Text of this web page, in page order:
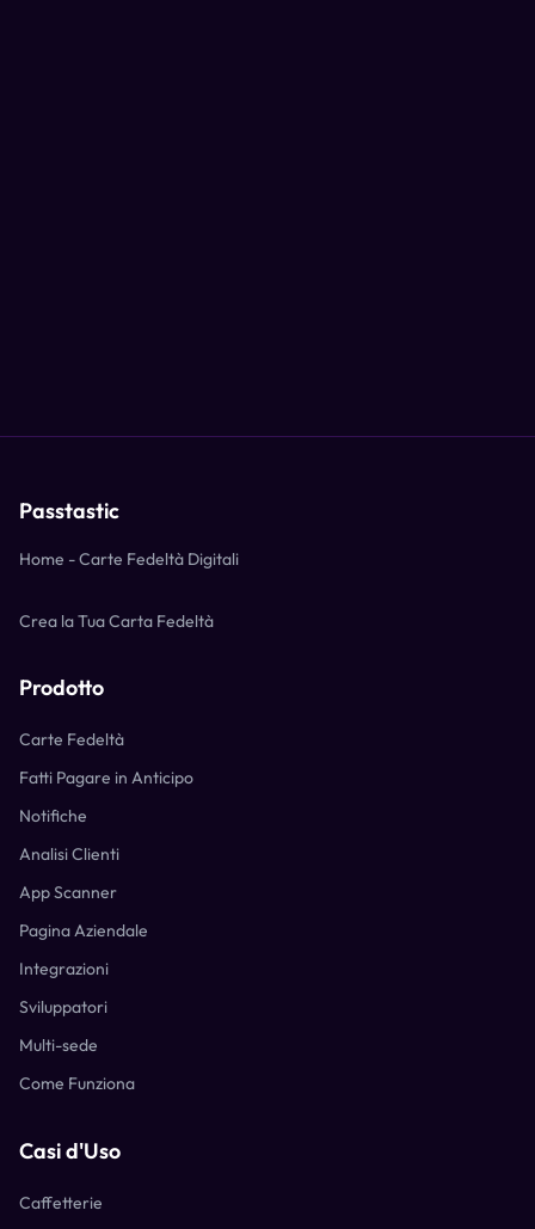
Passtastic
Home - Carte Fedeltà Digitali
Crea la Tua Carta Fedeltà
Prodotto
Carte Fedeltà
Fatti Pagare in Anticipo
Notifiche
Analisi Clienti
App Scanner
Pagina Aziendale
Integrazioni
Sviluppatori
Multi-sede
Come Funziona
Casi d'Uso
Caffetterie